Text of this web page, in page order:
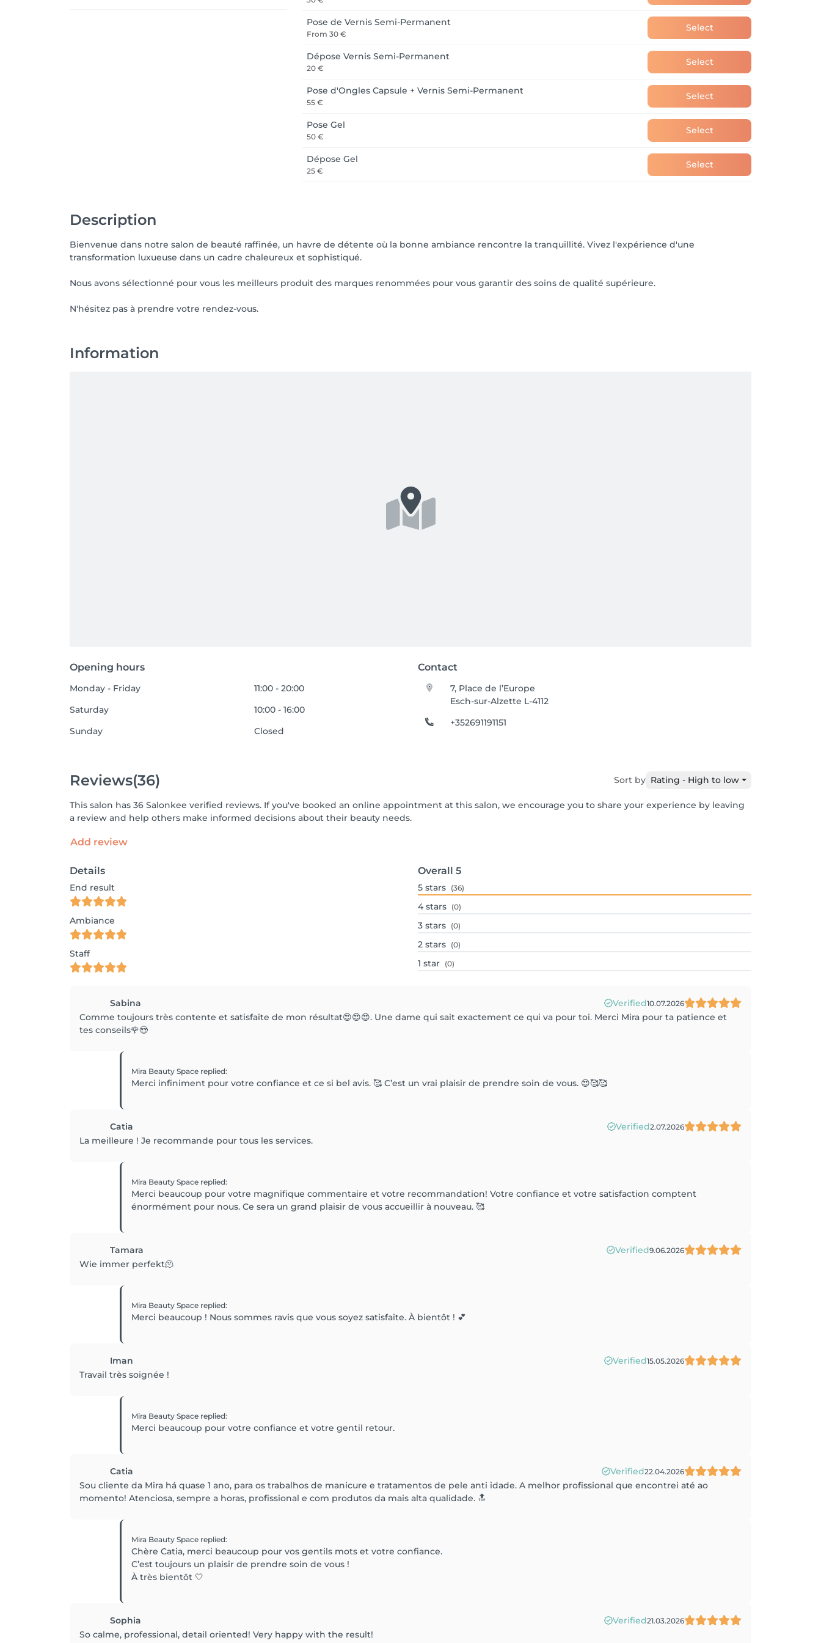
Pose de Vernis Semi-Permanent
From 30 €
Select
Dépose Vernis Semi-Permanent
20 €
Select
Pose d'Ongles Capsule + Vernis Semi-Permanent
55 €
Select
Pose Gel
50 €
Select
Dépose Gel
25 €
Select
Description
Bienvenue dans notre salon de beauté raffinée, un havre de détente où la bonne ambiance rencontre la tranquillité. Vivez l'expérience d'une
transformation luxueuse dans un cadre chaleureux et sophistiqué.
Nous avons sélectionné pour vous les meilleurs produit des marques renommées pour vous garantir des soins de qualité supérieure.
N'hésitez pas à prendre votre rendez-vous.
Information
Opening hours Contact
Monday - Friday
11:00 - 20:00
Saturday
10:00 - 16:00
Sunday
Closed
7, Place de l’Europe
Esch-sur-Alzette L-4112
+352691191151
Reviews(36) Sort by Rating - High to low
This salon has 36 Salonkee verified reviews. If you've booked an online appointment at this salon, we encourage you to share your experience by leaving
a review and help others make informed decisions about their beauty needs.
Add review
Details
End result
Ambiance
Staff
Overall 5
5 stars (36)
4 stars (0)
3 stars (0)
2 stars (0)
1 star (0)
Sabina Verified10.07.2026
Comme toujours très contente et satisfaite de mon résultat😍😍😍. Une dame qui sait exactement ce qui va pour toi. Merci Mira pour ta patience et
tes conseils🌹😍
Mira Beauty Space replied:
Merci infiniment pour votre confiance et ce si bel avis. 🥰 C’est un vrai plaisir de prendre soin de vous. 😍🥰🥰
Catia Verified2.07.2026
La meilleure ! Je recommande pour tous les services.
Mira Beauty Space replied:
Merci beaucoup pour votre magnifique commentaire et votre recommandation! Votre confiance et votre satisfaction comptent
énormément pour nous. Ce sera un grand plaisir de vous accueillir à nouveau. 🥰
Tamara Verified9.06.2026
Wie immer perfekt🫠
Mira Beauty Space replied:
Merci beaucoup ! Nous sommes ravis que vous soyez satisfaite. À bientôt ! 💕
Iman Verified15.05.2026
Travail très soignée !
Mira Beauty Space replied:
Merci beaucoup pour votre confiance et votre gentil retour.
Catia Verified22.04.2026
Sou cliente da Mira há quase 1 ano, para os trabalhos de manicure e tratamentos de pele anti idade. A melhor profissional que encontrei até ao
momento! Atenciosa, sempre a horas, profissional e com produtos da mais alta qualidade. 🔝
Mira Beauty Space replied:
Chère Catia, merci beaucoup pour vos gentils mots et votre confiance.
C’est toujours un plaisir de prendre soin de vous !
À très bientôt 🤍
Sophia Verified21.03.2026
So calme, professional, detail oriented! Very happy with the result!